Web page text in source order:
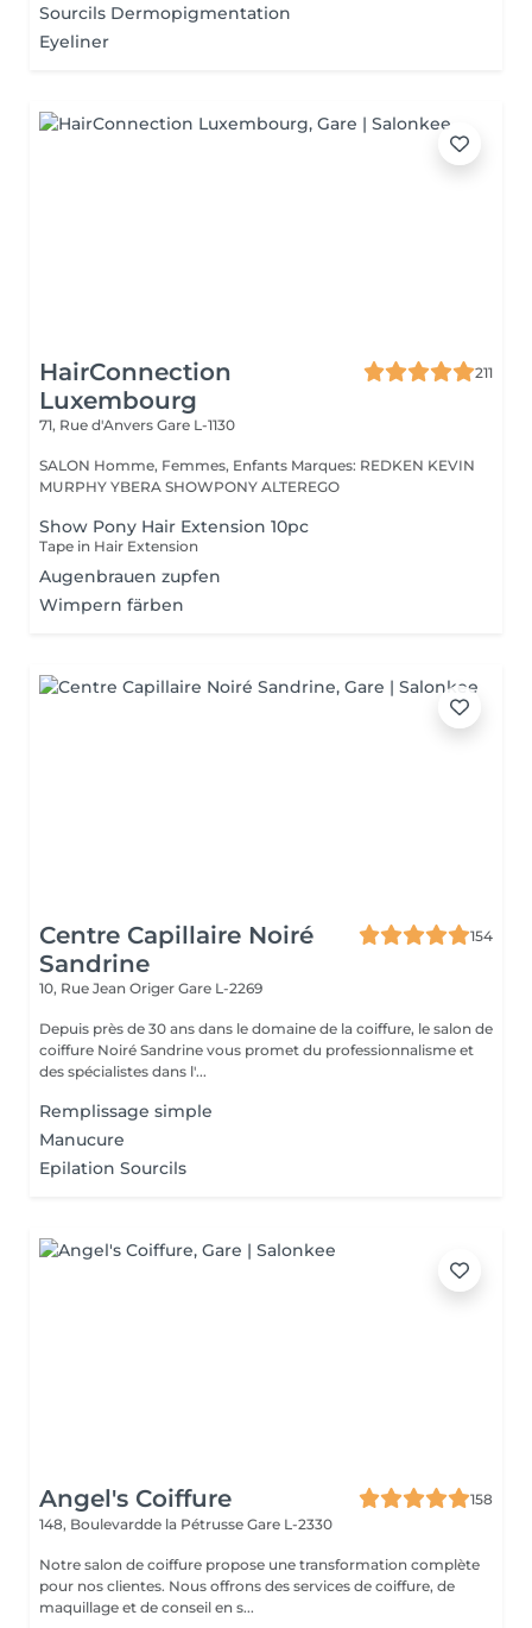
Sourcils Dermopigmentation
Eyeliner
HairConnection
Luxembourg
211
71, Rue d'Anvers Gare L-1130
SALON Homme, Femmes, Enfants Marques: REDKEN KEVIN
MURPHY YBERA SHOWPONY ALTEREGO
Show Pony Hair Extension 10pc
Tape in Hair Extension
Augenbrauen zupfen
Wimpern färben
Centre Capillaire Noiré
Sandrine
154
10, Rue Jean Origer Gare L-2269
Depuis près de 30 ans dans le domaine de la coiffure, le salon de
coiffure Noiré Sandrine vous promet du professionnalisme et
des spécialistes dans l'...
Remplissage simple
Manucure
Epilation Sourcils
Angel's Coiffure
158
148, Boulevardde la Pétrusse Gare L-2330
Notre salon de coiffure propose une transformation complète
pour nos clientes. Nous offrons des services de coiffure, de
maquillage et de conseil en s...